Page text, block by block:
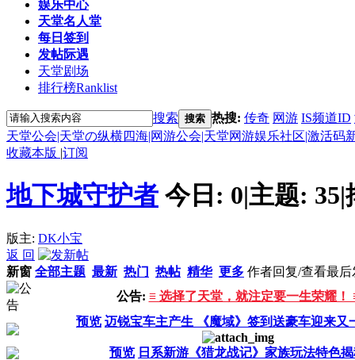
娱乐中心
天堂名人堂
每日签到
发帖际遇
天堂剧场
排行榜Ranklist
搜索 搜索 热搜: 传奇 网游 IS频道ID
天堂公会|天堂の纵横四海|网游公会|天堂网游娱乐社区|激活码
收藏本版 |订阅
地下城守护者 今日: 0|主题: 35|
版主: DK小宝
返 回
新窗 全部主题 最新 热门 热帖 精华 更多 作者回复/查看最后
公告: ≡ 选择了天堂，就注定要一生荣耀！
预览 迈锐宝车主产生 《魔域》签到送豪车迎来又
预览 日系新游《猎龙战记》家族玩法特色